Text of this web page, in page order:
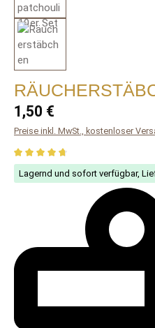
Regulärer Preis:
1,50 €
Preise inkl. MwSt., kostenloser
Durchschnittliche Bewertung
Lagernd und sofort verfügbar,